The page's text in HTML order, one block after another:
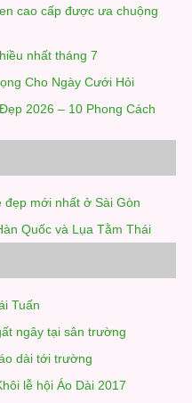
cao cấp được ưa chuộng
nhất tháng 7
Cho Ngày Cưới Hỏi
2026 – 10 Phong Cách
mới nhất ở Sài Gòn
Quốc và Lụa Tằm Thái
Tuấn
ngây tại sân trường
dài tới trường
lễ hội Áo Dài 2017